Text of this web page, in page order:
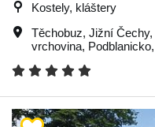
Kostely, kláštery
Těchobuz, Jižní Čechy,
vrchovina, Podblanicko,